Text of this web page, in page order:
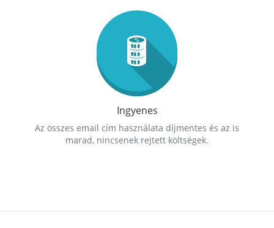
Ingyenes
Az összes email cím használata díjmentes és az is
marad, nincsenek rejtett költségek.